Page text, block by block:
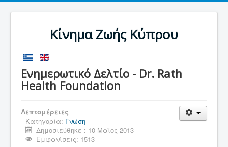
Κίνημα Ζωής Κύπρου
Ενημερωτικό Δελτίο - Dr. Rath
Health Foundation
Λεπτομέρειες
Κατηγορία: Γνώση
Δημοσιεύθηκε : 10 Μαϊος 2013
Εμφανίσεις: 1513